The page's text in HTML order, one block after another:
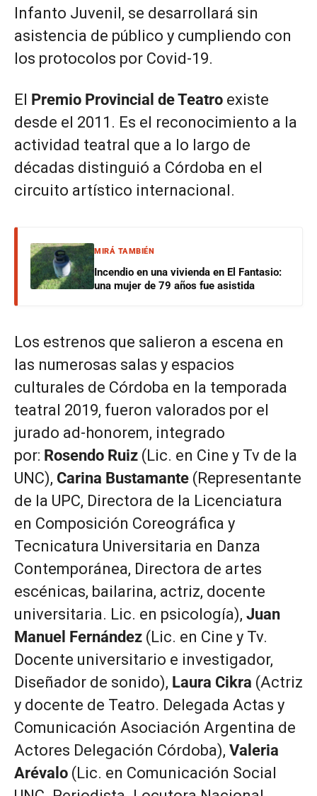
Infanto Juvenil, se desarrollará sin
asistencia de público y cumpliendo con
los protocolos por Covid-19.
El Premio Provincial de Teatro existe
desde el 2011. Es el reconocimiento a la
actividad teatral que a lo largo de
décadas distinguió a Córdoba en el
circuito artístico internacional.
MIRÁ TAMBIÉN
Incendio en una vivienda en El Fantasio:
una mujer de 79 años fue asistida
Los estrenos que salieron a escena en
las numerosas salas y espacios
culturales de Córdoba en la temporada
teatral 2019, fueron valorados por el
jurado ad-honorem, integrado
por: Rosendo Ruiz (Lic. en Cine y Tv de la
UNC), Carina Bustamante (Representante
de la UPC, Directora de la Licenciatura
en Composición Coreográfica y
Tecnicatura Universitaria en Danza
Contemporánea, Directora de artes
escénicas, bailarina, actriz, docente
universitaria. Lic. en psicología), Juan
Manuel Fernández (Lic. en Cine y Tv.
Docente universitario e investigador,
Diseñador de sonido), Laura Cikra (Actriz
y docente de Teatro. Delegada Actas y
Comunicación Asociación Argentina de
Actores Delegación Córdoba), Valeria
Arévalo (Lic. en Comunicación Social